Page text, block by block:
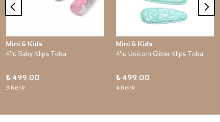
Mini & Kids
4'lü Baby Klips Toka
₺ 499.00
3 Renk
Mini & Kids
4'lü Unicorn Glitter Klips Toka
₺ 499.00
4 Renk